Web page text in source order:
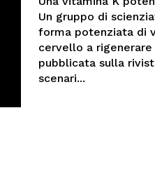
Un gruppo di
forma potenziata di
cervello a
pubblicata sulla
scenari...